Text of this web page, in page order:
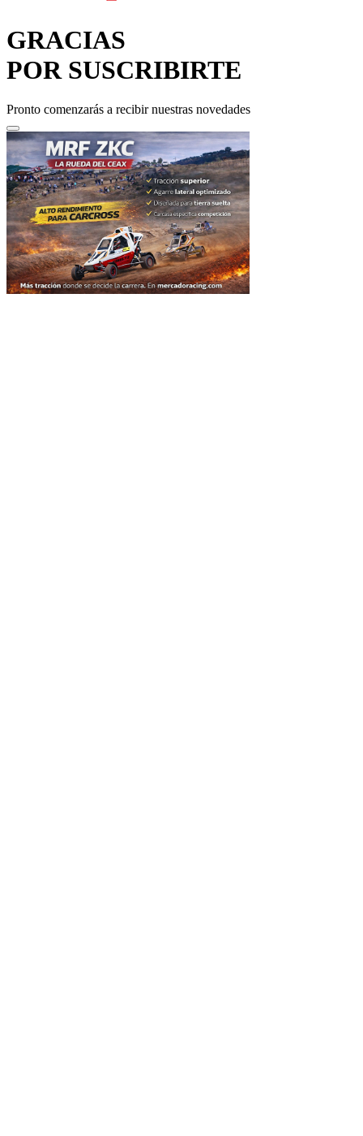
POR SUSCRIBIRTE